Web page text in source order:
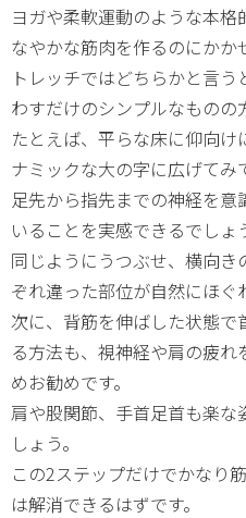
ヨガや柔軟運動のような本
なやかな筋肉を作るのにか
トレッチではどちらかと言
わすだけのシンプルなものの
たとえば、平らな床に仰向
ナミックな大の字に広げてみ
足先から指先までの神経を
いることを実感できるでしょ
同じようにうつぶせ、横向
ぞれ違った部位が自然にほぐ
次に、背筋を伸ばした状態
る方法も、視神経や肩の疲
めお勧めです。
肩や股関節、手首足首も楽
しょう。
この2ステップだけでかなり
は解消できるはずです。